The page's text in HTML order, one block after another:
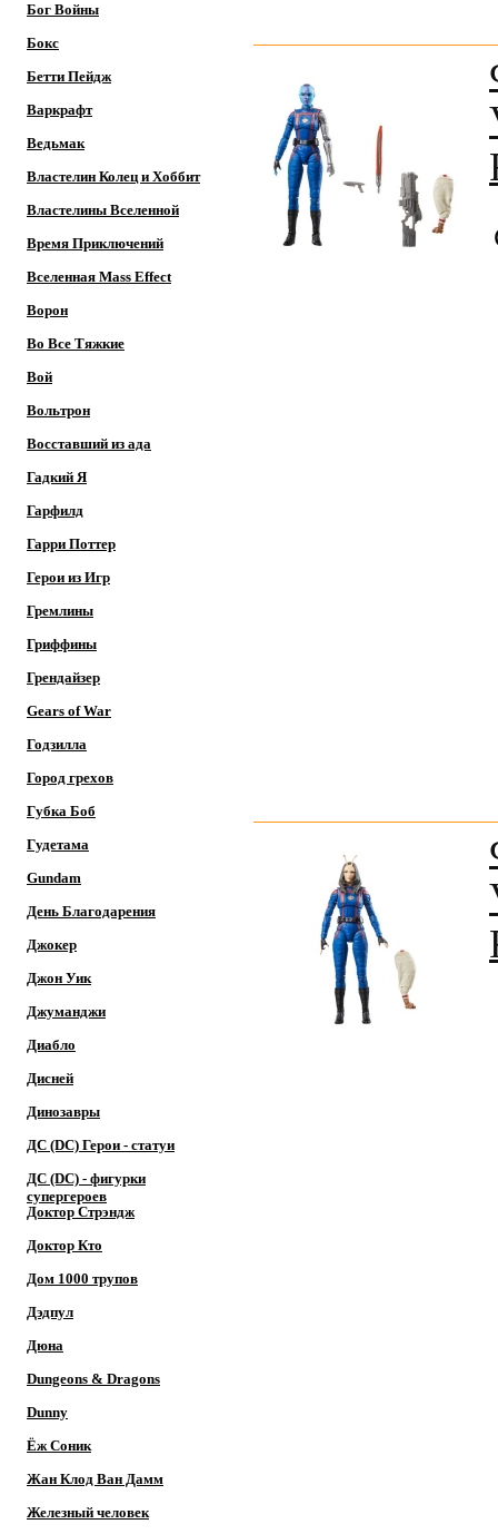
Бог Войны
Бокс
Бетти Пейдж
Варкрафт
Ведьмак
Властелин Колец и Хоббит
Властелины Вселенной
Время Приключений
Вселенная Mass Effect
Ворон
Во Все Тяжкие
Вой
Вольтрон
Восставший из ада
Гадкий Я
Гарфилд
Гарри Поттер
Герои из Игр
Гремлины
Гриффины
Грендайзер
Gears of War
Годзилла
Город грехов
Губка Боб
Гудетама
Gundam
День Благодарения
Джокер
Джон Уик
Джуманджи
Диабло
Дисней
Динозавры
ДС (DC) Герои - cтатуи
ДС (DC) - фигурки
супергероев
Доктор Cтрэндж
Доктор Кто
Дом 1000 трупов
Дэдпул
Дюна
Dungeons & Dragons
Dunny
Ёж Соник
Жан Клод Ван Дамм
Железный человек